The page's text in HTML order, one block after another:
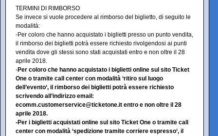
TERMINI DI RIMBORSO
Se invece si vuole procedere al rimborso del biglietto, di seguito le
modalità:
-Per coloro che hanno acquistato i biglietti presso un punto vendita,
il rimborso dei biglietti potrà essere richiesto rivolgendosi ai punti
vendita dove gli stessi sono stati acquistati entro e non oltre il 28
aprile 2018.
-Per coloro che hanno acquistato i biglietti online sul sito Ticket
One o tramite call center con modalità ‘ritiro sul luogo
dell’evento‘, il rimborso dei biglietti potrà essere richiesto
scrivendo all’indirizzo email:
ecomm.customerservice@ticketone.it entro e non oltre il 28
aprile 2018.
-Per i biglietti acquistati online sul sito Ticket One o tramite call
center con modalità ‘spedizione tramite corriere espresso‘, il